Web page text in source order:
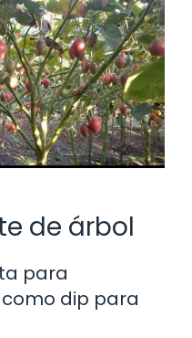
de árbol
para
dip para